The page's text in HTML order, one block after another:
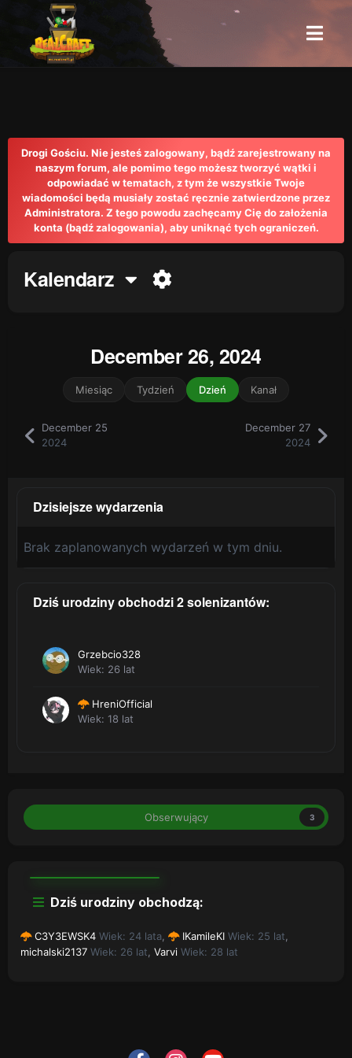
Drogi Gościu. Nie jesteś zalogowany, bądź zarejestrowany na
naszym forum, ale pomimo tego możesz tworzyć wątki i
odpowiadać w tematach, z tym że wszystkie Twoje
wiadomości będą musiały zostać ręcznie zatwierdzone przez
Administratora. Z tego powodu zachęcamy Cię do założenia
konta (bądź zalogowania), aby uniknąć tych ograniczeń.
Kalendarz
December 25
2024
December 26, 2024
Miesiąc Tydzień Dzień Kanał
December 27
2024
Dzisiejsze wydarzenia
Brak zaplanowanych wydarzeń w tym dniu.
Dziś urodziny obchodzi 2 solenizantów:
Grzebcio328
Wiek: 26 lat
HreniOfficial
Wiek: 18 lat
Obserwujący 3
Dziś urodziny obchodzą:
C3Y3EWSK4 Wiek: 24 lata IKamileKI Wiek: 25 lat
michalski2137 Wiek: 26 lat Varvi Wiek: 28 lat